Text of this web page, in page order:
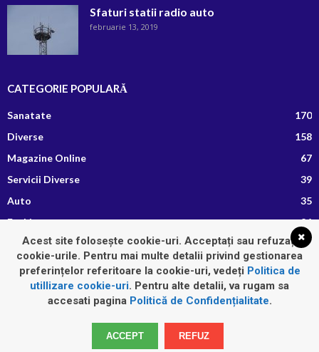
Sfaturi statii radio auto
februarie 13, 2019
CATEGORIE POPULARĂ
Sanatate
170
Diverse
158
Magazine Online
67
Servicii Diverse
39
Auto
35
Fashion
26
Afaceri si Finante
13
Retete Culinare
Diverse Fashion Imobiliare
Servicii Diverse
Acest site folosește cookie-uri. Acceptați sau refuzați
cookie-urile. Pentru mai multe detalii privind gestionarea
preferințelor referitoare la cookie-uri, vedeți Politica de
utillizare cookie-uri. Pentru alte detalii, va rugam sa
accesati pagina Politică de Confidențialitate.
ACCEPT REFUZ